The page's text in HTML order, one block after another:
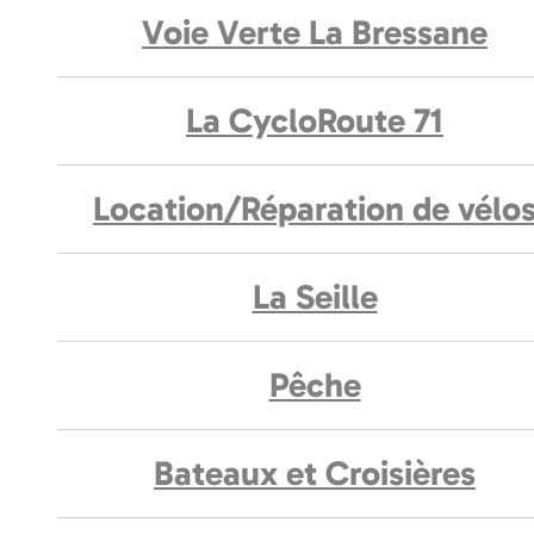
Voie Verte La Bressane
La CycloRoute 71
Location/Réparation de
La Seille
Pêche
Bateaux et Croisières